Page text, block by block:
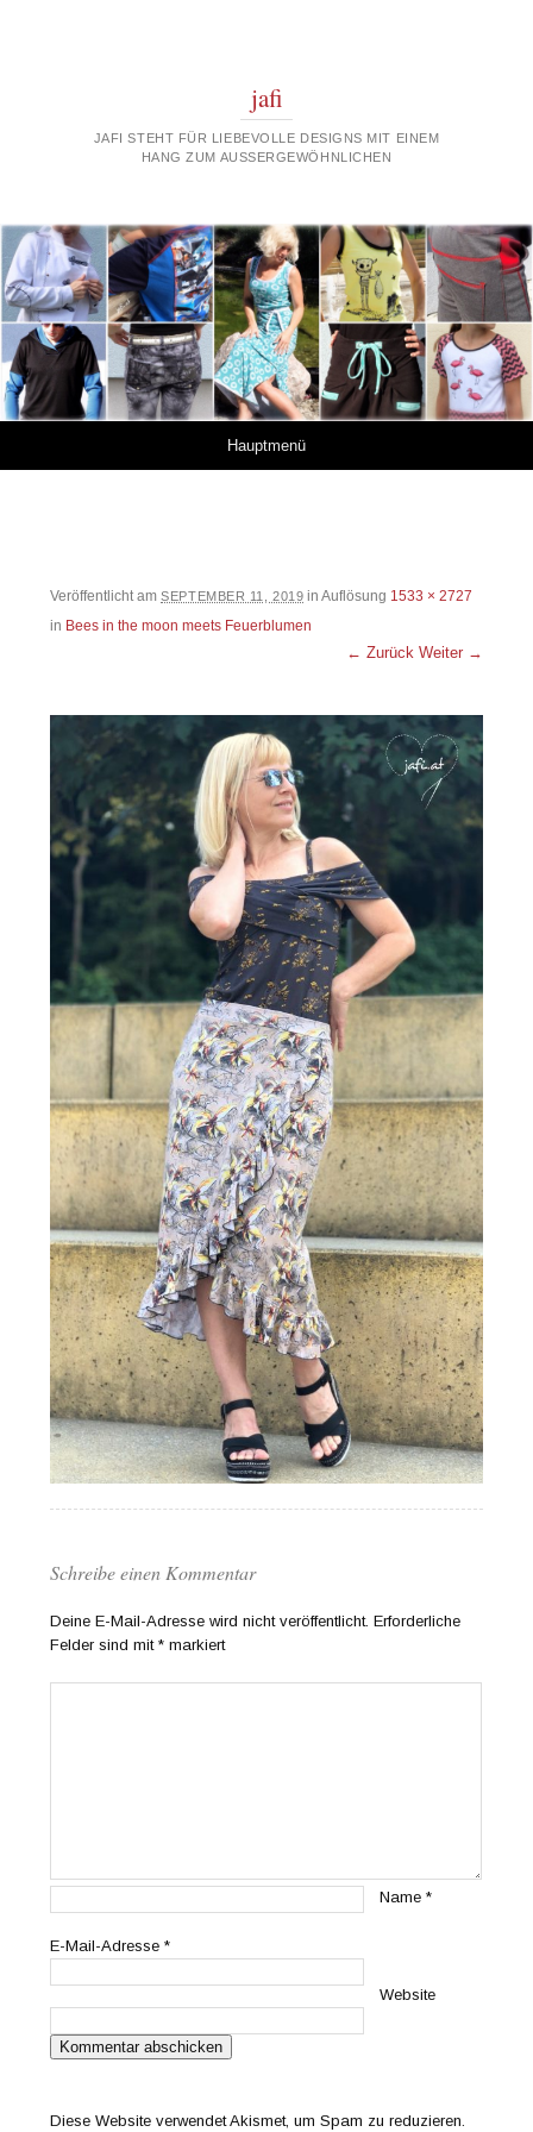
jafi
JAFI STEHT FÜR LIEBEVOLLE DESIGNS MIT EINEM
HANG ZUM AUSSERGEWÖHNLICHEN
Hauptmenü
Veröffentlicht amSEPTEMBER 11, 2019 in Auflösung 1533 × 2727
in Bees in the moon meets Feuerblumen
← Zurück Weiter →
Schreibe einen Kommentar
Deine E-Mail-Adresse wird nicht veröffentlicht. Erforderliche
Felder sind mit* markiert
Name*
E-Mail-Adresse*
Website
Diese Website verwendet Akismet, um Spam zu reduzieren.